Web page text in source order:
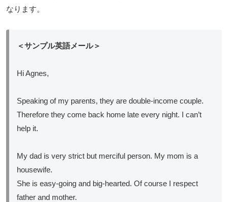
なります。
＜サンプル英語メール＞
Hi Agnes,
Speaking of my parents, they are double-income couple.
Therefore they come back home late every night. I can’t
help it.
My dad is very strict but merciful person. My mom is a
housewife.
She is easy-going and big-hearted. Of course I respect
father and mother.